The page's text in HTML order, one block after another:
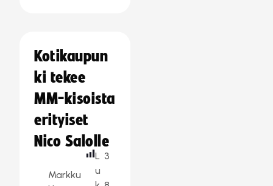
Kotikaupun
ki tekee
MM-kisoista
erityiset
Nico Salolle
Markku
L
u
3